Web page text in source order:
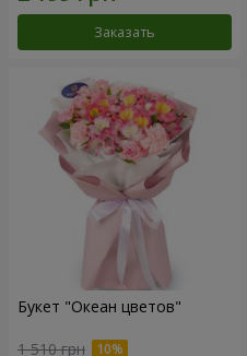
Заказать
Букет "Океан цветов"
1 510 грн